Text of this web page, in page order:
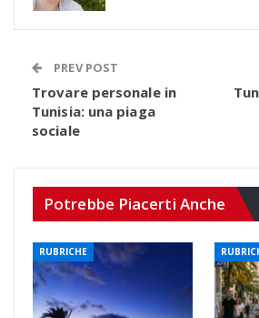
PREV POST
Trovare personale in
Tunisia: una piaga
sociale
Potrebbe Piacerti Anche
RUBRICHE